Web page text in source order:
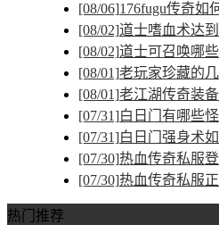
[08/06]176fugu传奇如
[08/02]道士嗜血术达
[08/02]道士可召唤哪些
[08/01]老玩家珍藏的
[08/01]老江湖传奇装
[07/31]白日门有哪些
[07/31]白日门强身术
[07/30]热血传奇私服
[07/30]热血传奇私服
热门推荐